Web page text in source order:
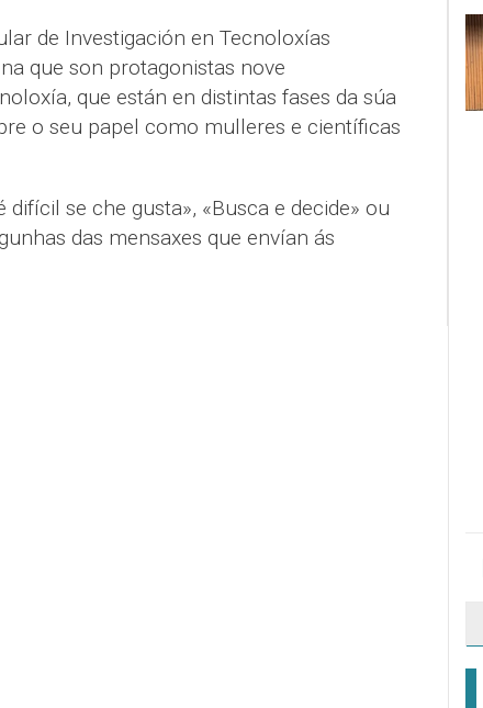
de Investigación en Tecnoloxías
que son protagonistas nove
que están en distintas fases da súa
o seu papel como mulleres e científicas
se che gusta», «Busca e decide» ou
das mensaxes que envían ás